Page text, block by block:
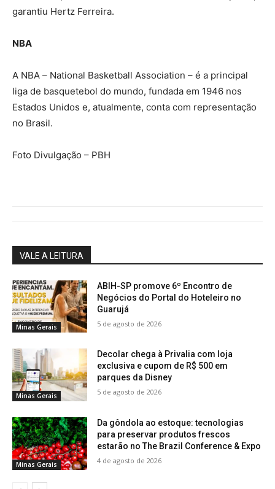
garantiu Hertz Ferreira.
NBA
A NBA – National Basketball Association – é a principal
liga de basquetebol do mundo, fundada em 1946 nos
Estados Unidos e, atualmente, conta com representação
no Brasil.
Foto Divulgação – PBH
VALE A LEITURA
Minas Gerais
ABIH-SP promove 6º Encontro de
Negócios do Portal do Hoteleiro no
Guarujá
5 de agosto de 2026
Minas Gerais
Decolar chega à Privalia com loja
exclusiva e cupom de R$ 500 em
parques da Disney
5 de agosto de 2026
Minas Gerais
Da gôndola ao estoque: tecnologias
para preservar produtos frescos
estarão no The Brazil Conference & Expo
4 de agosto de 2026